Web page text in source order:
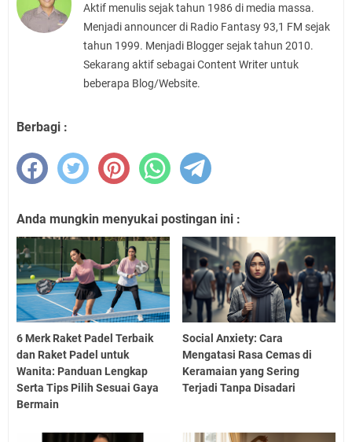
Aktif menulis sejak tahun 1986 di media massa.
Menjadi announcer di Radio Fantasy 93,1 FM sejak
tahun 1999. Menjadi Blogger sejak tahun 2010.
Sekarang aktif sebagai Content Writer untuk
beberapa Blog/Website.
Berbagi :
Anda mungkin menyukai postingan ini :
6 Merk Raket Padel Terbaik
dan Raket Padel untuk
Wanita: Panduan Lengkap
Serta Tips Pilih Sesuai Gaya
Bermain
Social Anxiety: Cara
Mengatasi Rasa Cemas di
Keramaian yang Sering
Terjadi Tanpa Disadari